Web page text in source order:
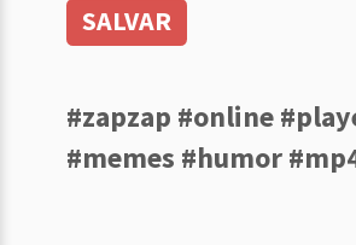
SALVAR
#zapzap #online
#memes #humor